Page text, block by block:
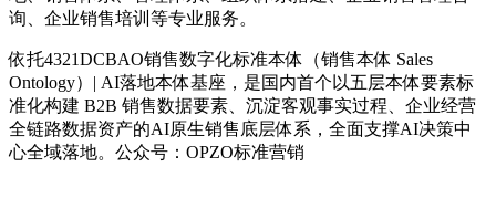
询、企业销售培训等专业服务。
依托4321DCBAO销售数字化标准本体（销售本体 Sales
Ontology）| AI落地本体基座，是国内首个以五层本体要素标
准化构建 B2B 销售数据要素、沉淀客观事实过程、企业经营
全链路数据资产的AI原生销售底层体系，全面支撑AI决策中
心全域落地。公众号：OPZO标准营销